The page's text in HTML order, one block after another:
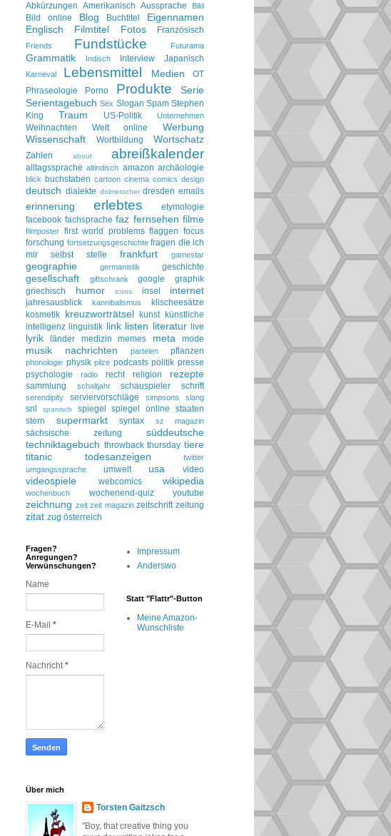
Abkürzungen Amerikanisch Aussprache Bild
Bild online Blog Buchtitel
Eigennamen
Englisch
Filmtitel Fotos Französisch
Friends Fundstücke Futurama
Grammatik Indisch Interview Japanisch
Karneval Lebensmittel Medien
OT
Phraseologie
Porno Produkte
Serie
Serientagebuch Sex Slogan Spam Stephen
King
Traum US-Politik Unternehmen
Weihnachten Welt online
Werbung
Wissenschaft
Wortbildung Wortschatz
Zahlen about abreißkalender
alltagssprache altindisch amazon archäologie
blick buchstaben cartoon cinema comics design
deutsch dialekte dolmetscher dresden emails
erinnerung erlebtes
etymologie
facebook fachsprache faz fernsehen filme
filmposter first world problems flaggen focus
forschung fortsetzungsgeschichte fragen die ich
mir selbst stelle
frankfurt gamestar
geographie germanistik geschichte
gesellschaft giftschrank google
graphik
griechisch
humor icons insel internet
jahresausblick kannibalismus
klischeesätze
kosmetik kreuzworträtsel kunst
künstliche
intelligenz linguistik link listen literatur live
lyrik länder medizin memes meta mode
musik nachrichten parteien pflanzen
phonologie physik pilze podcasts politik presse
psychologie
radio recht religion rezepte
sammlung schaltjahr schauspieler schrift
serendipity serviervorschläge simpsons slang
snl spanisch spiegel spiegel online
staaten
stern
supermarkt syntax sz magazin
sächsische zeitung
süddeutsche
techniktagebuch throwback thursday tiere
titanic
todesanzeigen
twitter
umgangssprache
umwelt usa video
videospiele webcomics wikipedia
wochenbuch wochenend-quiz youtube
zeichnung zeit zeit magazin zeitschrift zeitung
zitat zug österreich
Fragen?
Anregungen?
Verwünschungen?
Name
E-Mail *
Nachricht*
Impressum
Anderswo
Statt "Flattr"-Button
Meine Amazon-
Wunschliste
Über mich
Torsten Gaitzsch
"Boy, that creative thing you